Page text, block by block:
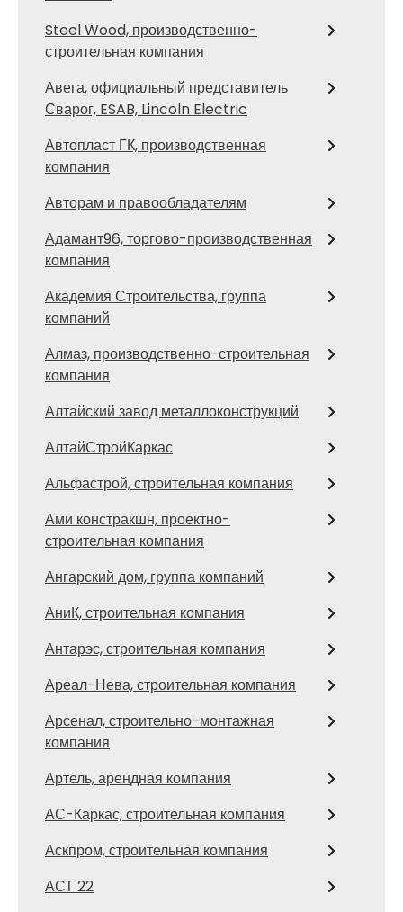
Steel Wood, производственно-
строительная компания
Авега, официальный представитель
Сварог, ESAB, Lincoln Electric
Автопласт ГК, производственная
компания
Авторам и правообладателям
Адамант96, торгово-производственная
компания
Академия Строительства, группа
компаний
Алмаз, производственно-строительная
компания
Алтайский завод металлоконструкций
АлтайСтройКаркас
Альфастрой, строительная компания
Ами констракшн, проектно-
строительная компания
Ангарский дом, группа компаний
АниК, строительная компания
Антарэс, строительная компания
Ареал-Нева, строительная компания
Арсенал, строительно-монтажная
компания
Артель, арендная компания
АС-Каркас, строительная компания
Аскпром, строительная компания
АСТ 22